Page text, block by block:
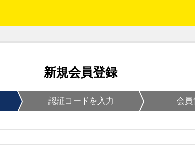
新規会員登録
認証コードを入力 会員